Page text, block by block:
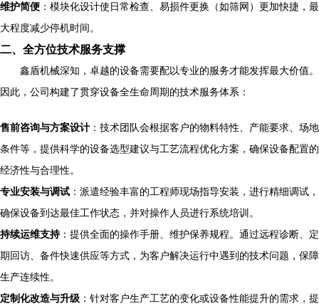
维护简便 ：模块化设计使日常检查、易损件更换（如筛网）更加快捷，最
大程度减少停机时间。
二、全方位技术服务支撑
鑫盾机械深知，卓越的设备需要配以专业的服务才能发挥最大价值。
因此，公司构建了贯穿设备全生命周期的技术服务体系：
售前咨询与方案设计 ：技术团队会根据客户的物料特性、产能要求、场地
条件等，提供科学的设备选型建议与工艺流程优化方案，确保设备配置的
经济性与合理性。
专业安装与调试 ：派遣经验丰富的工程师现场指导安装，进行精细调试，
确保设备到达最佳工作状态，并对操作人员进行系统培训。
持续运维支持：提供全面的操作手册、维护保养规程。通过远程诊断、定
期回访、备件快速供应等方式，为客户解决运行中遇到的技术问题，保障
生产连续性。
定制化改造与升级 ：针对客户生产工艺的变化或设备性能提升的需求，提